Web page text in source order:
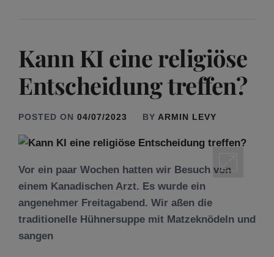
Kann KI eine religiöse
Entscheidung treffen?
POSTED ON 04/07/2023 BY ARMIN LEVY
Vor ein paar Wochen hatten wir Besuch von
einem Kanadischen Arzt. Es wurde ein
angenehmer Freitagabend. Wir aßen die
traditionelle Hühnersuppe mit Matzeknödeln und
sangen